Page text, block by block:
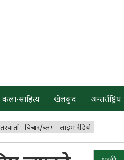
कला-साहित्य खेलकुद अन्तर्राष्ट्रिय
विचार/ब्लग लाइभ रेडियो